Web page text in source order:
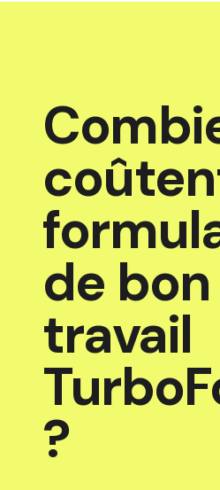
de
travail
?